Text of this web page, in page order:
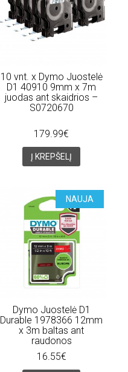
10 vnt. x Dymo Juostelė
D1 40910 9mm x 7m
juodas ant skaidrios –
S0720670
179.99€
Į KREPŠELĮ
NAUJA
Dymo Juostelė D1
Durable 1978366 12mm
x 3m baltas ant
raudonos
16.55€